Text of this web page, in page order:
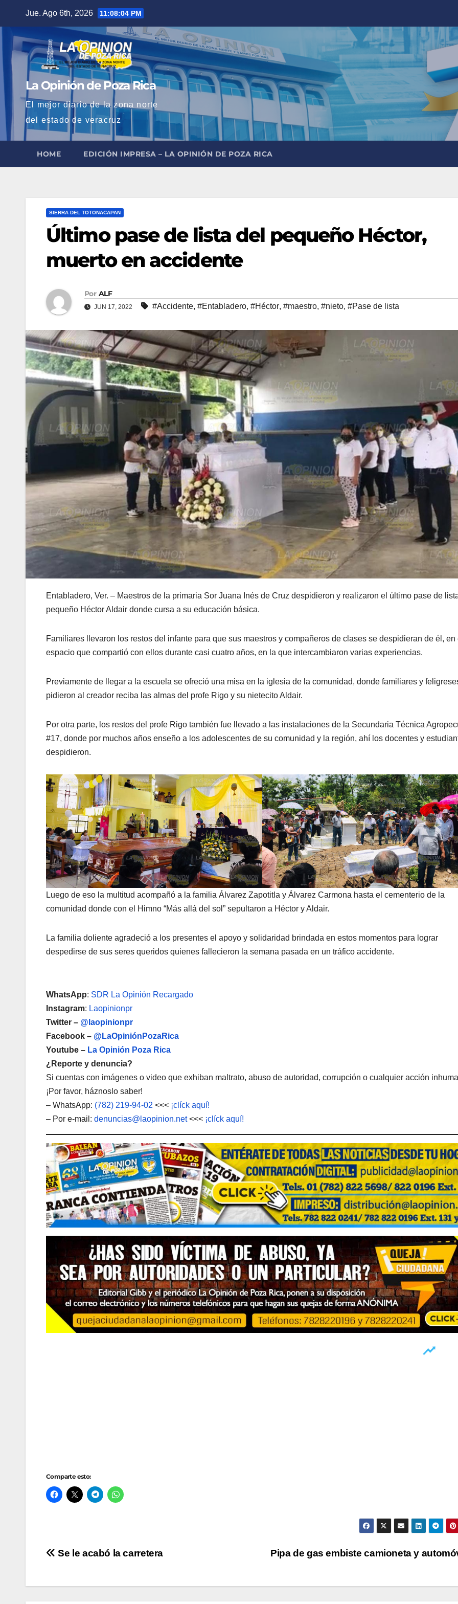
contenido
Jue. Ago 6th, 2026 11:08:06 PM
La Opinión de Poza Rica
El mejor diario de la zona norte
del estado de veracruz
HOME EDICIÓN IMPRESA – LA OPINIÓN DE POZA RICA
SIERRA DEL TOTONACAPAN
Último pase de lista del pequeño Héctor,
muerto en accidente
Por ALF
JUN 17, 2022 #Accidente, #Entabladero, #Héctor, #maestro, #nieto, #Pase de lista
Entabladero, Ver. – Maestros de la primaria Sor Juana Inés de Cruz despidieron y realizaron el último pase de
pequeño Héctor Aldair donde cursa a su educación básica.
Familiares llevaron los restos del infante para que sus maestros y compañeros de clases se despidieran de él, en
espacio que compartió con ellos durante casi cuatro años, en la que intercambiaron varias experiencias.
Previamente de llegar a la escuela se ofreció una misa en la iglesia de la comunidad, donde familiares y
pidieron al creador reciba las almas del profe Rigo y su nietecito Aldair.
Por otra parte, los restos del profe Rigo también fue llevado a las instalaciones de la Secundaria Técnica
#17, donde por muchos años enseño a los adolescentes de su comunidad y la región, ahí los docentes y
despidieron.
Luego de eso la multitud acompañó a la familia Álvarez Zapotitla y Álvarez Carmona hasta el cementerio de la
comunidad donde con el Himno “Más allá del sol” sepultaron a Héctor y Aldair.
La familia doliente agradeció a los presentes el apoyo y solidaridad brindada en estos momentos para lograr
despedirse de sus seres queridos quienes fallecieron la semana pasada en un tráfico accidente.
WhatsApp: SDR La Opinión Recargado
Instagram: Laopinionpr
Twitter – @laopinionpr
Facebook – @LaOpiniónPozaRica
Youtube – La Opinión Poza Rica
¿Reporte y denuncia?
Si cuentas con imágenes o video que exhiban maltrato, abuso de autoridad, corrupción o cualquier acción
¡Por favor, háznoslo saber!
– WhatsApp: (782) 219-94-02 <<< ¡clíck aquí!
– Por e-mail: denuncias@laopinion.net<<< ¡clíck aquí!
Comparte esto:
Navegación
Pipa de gas embiste camioneta y
Se le acabó la carretera